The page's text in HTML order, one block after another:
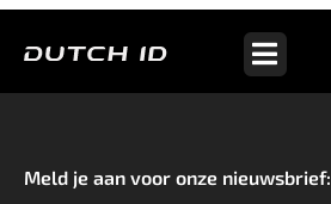
Bosch
Meld je aan voor onze nieuwsbrief: